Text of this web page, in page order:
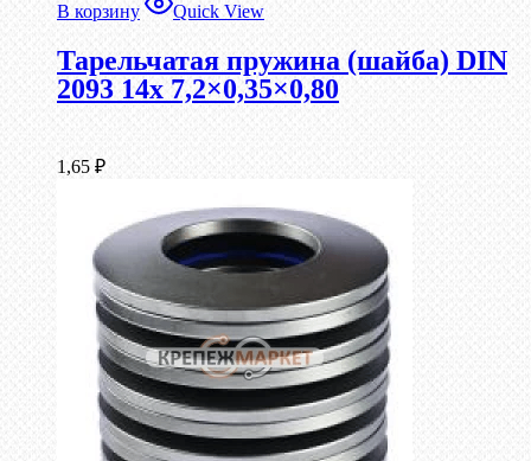
В корзину Quick View
Тарельчатая пружина (шайба) DIN
2093 14x 7,2×0,35×0,80
1,65 ₽